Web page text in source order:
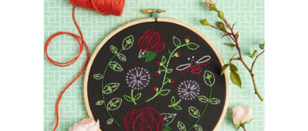
hvězdiček.